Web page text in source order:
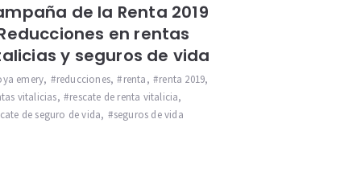
de la Renta 2019
en rentas
y seguros de vida
emery, reducciones, renta, renta 2019,
vitalicias, rescate de renta vitalicia,
de seguro de vida, seguros de vida